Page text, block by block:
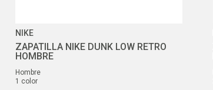
NIKE
ZAPATILLA NIKE DUNK LOW RETRO
HOMBRE
hombre
1 color